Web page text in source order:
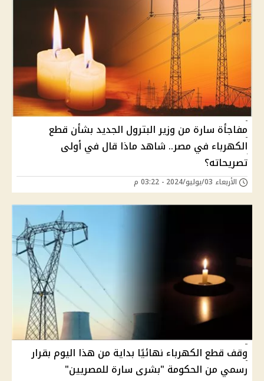
مفاجأة سارة من وزير البترول الجديد بشأن قطع
الكهرباء في مصر.. شاهد ماذا قال في أولى
تصريحاته؟
الأربعاء 03/يوليو/2024 - 03:22 م
وقف قطع الكهرباء نهائيًا بداية من هذا اليوم بقرار
رسمي من الحكومة "بشرى سارة للمصريين"